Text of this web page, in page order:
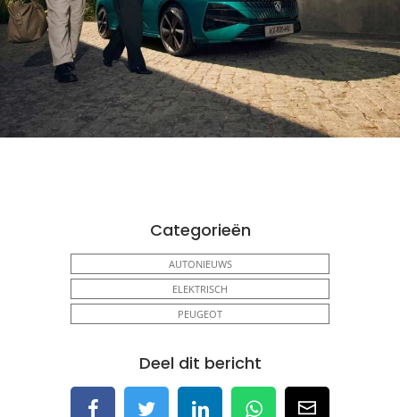
Categorieën
AUTONIEUWS
ELEKTRISCH
PEUGEOT
Deel dit bericht